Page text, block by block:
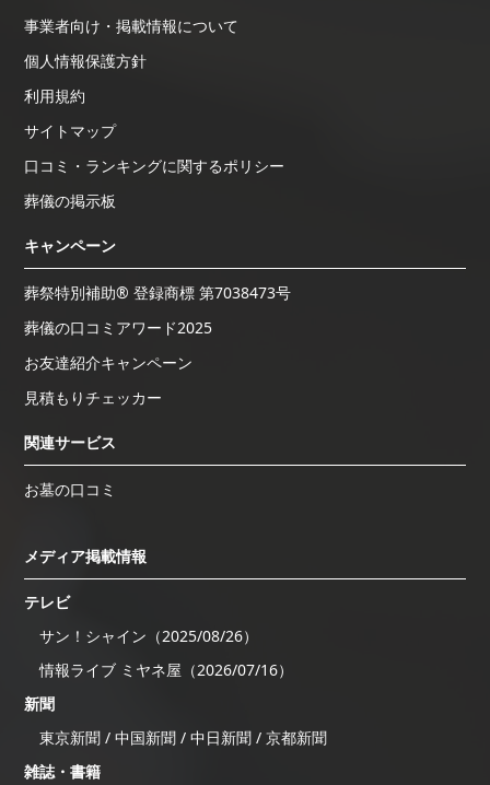
事業者向け・掲載情報について
個人情報保護方針
利用規約
サイトマップ
口コミ・ランキングに関するポリシー
葬儀の掲示板
キャンペーン
葬祭特別補助® 登録商標 第7038473号
葬儀の口コミアワード2025
お友達紹介キャンペーン
見積もりチェッカー
関連サービス
お墓の口コミ
メディア掲載情報
テレビ
サン！シャイン（2025/08/26）
情報ライブ ミヤネ屋（2026/07/16）
新聞
東京新聞 / 中国新聞 / 中日新聞 / 京都新聞
雑誌・書籍